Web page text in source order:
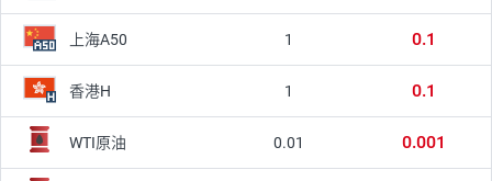
上海A50 1 0.1
香港H 1 0.1
WTI原油 0.01 0.001